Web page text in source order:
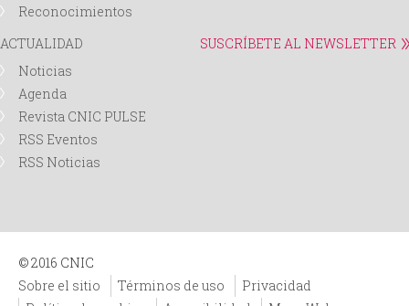
Reconocimientos
ACTUALIDAD
Noticias
Agenda
Revista CNIC PULSE
RSS Eventos
RSS Noticias
SUSCRÍBETE AL NEWSLETTER
© 2016 CNIC
Sobre el sitio
Términos de uso
Privacidad